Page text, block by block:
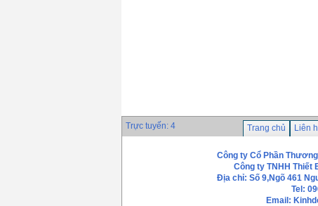
Trực tuyến: 4 Trang chủ Liên
Công ty Cổ Phần
Công ty TNHH Thiết
Địa chỉ: Số 9,Ngõ 461
Tel:
Email: